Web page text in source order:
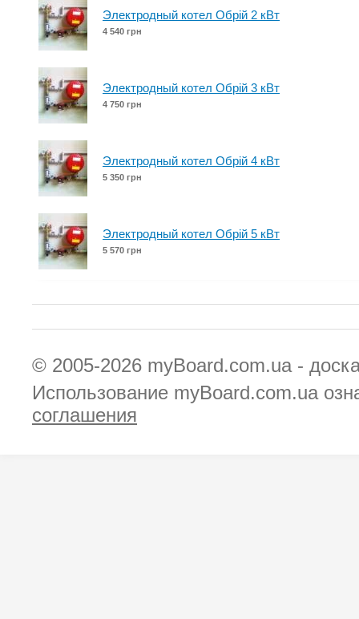
Электродный котел Обрій 2 кВт
4 540 грн
Электродный котел Обрій 3 кВт
4 750 грн
Электродный котел Обрій 4 кВт
5 350 грн
Электродный котел Обрій 5 кВт
5 570 грн
© 2005-2026 myBoard.com.ua -
Использование myBoard.com.ua
соглашения